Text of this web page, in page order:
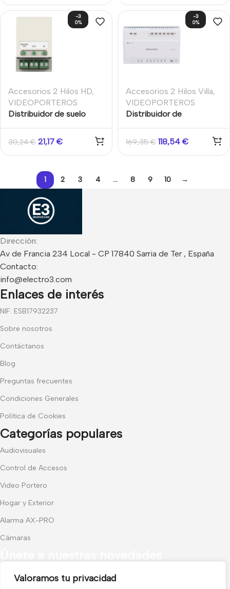
Valoramos tu privacidad
-3
0%
Accesorios 2 Hilos HD,
VIDEOPORTEROS
Distribuidor de suelo
30,24€ 21,17 €
-3
0%
Accesorios 2 Hilos Villa,
VIDEOPORTEROS
Distribuidor de
a IP Conexión en cascada
6CH TCP/IP RJ45
169,35€ 118,54 €
1 2 3 4 … 8 9 10 →
Dirección:
Av de Francia 234 Local - CP 17840 Sarria de Ter , España
Contacto:
info@electro3.com
Enlaces de interés
NIF: ESB17932237
Sobre nosotros
Contáctanos
Blog
Preguntas frecuentes
Condiciones Generales
Política de Cookies
Categorías populares
Audiovisuales
Control de Accesos
Video Portero
Hogar y Exterior
Alarma AX-PRO
Cámaras
Recibe las últimas novedades y promociones.